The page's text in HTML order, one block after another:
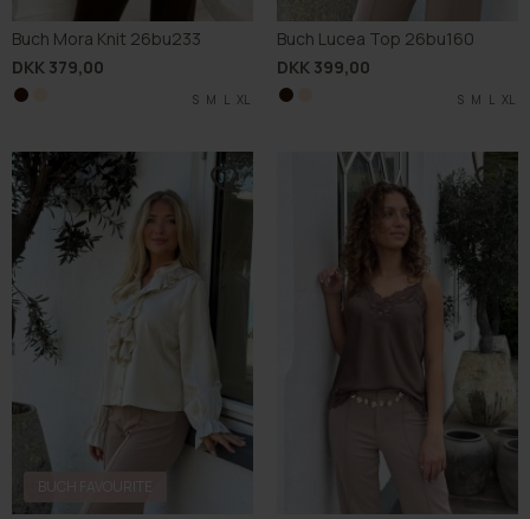
Buch Mora Knit 26bu233
DKK 379,00
S M L XL
S M L XL
Buch Lucea Top 26bu160
DKK 399,00
S M L XL
S M L XL